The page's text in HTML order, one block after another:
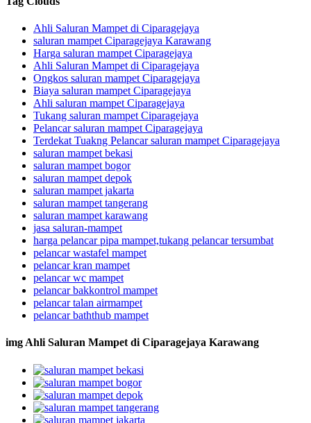
Ahli Saluran Mampet di Ciparagejaya
saluran mampet Ciparagejaya Karawang
Harga saluran mampet Ciparagejaya
Ahli Saluran Mampet di Ciparagejaya
Ongkos saluran mampet Ciparagejaya
Biaya saluran mampet Ciparagejaya
Ahli saluran mampet Ciparagejaya
Tukang saluran mampet Ciparagejaya
Pelancar saluran mampet Ciparagejaya
Terdekat Tuakng Pelancar saluran mampet Ciparagejaya
saluran mampet bekasi
saluran mampet bogor
saluran mampet depok
saluran mampet jakarta
saluran mampet tangerang
saluran mampet karawang
jasa saluran-mampet
harga pelancar pipa mampet,tukang pelancar tersumbat
pelancar wastafel mampet
pelancar kran mampet
pelancar wc mampet
pelancar bakkontrol mampet
pelancar talan airmampet
pelancar baththub mampet
img Ahli Saluran Mampet di Ciparagejaya Karawang